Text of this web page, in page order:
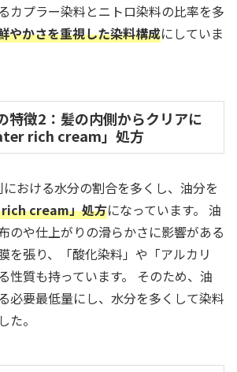
カプラー染料とニトロ染料の比率を多
やかさを重視した染料構成にしていま
特徴2：髪の内側からクリアに
rich cream」処方
おける水分の割合を多くし、油分を
cream」処方になっています。 油
のや仕上がりの滑らかさに影響がある
を張り、「酸化染料」や「アルカリ
性質も持っています。 そのため、油
必要最低量にし、水分を多くして染料
た。